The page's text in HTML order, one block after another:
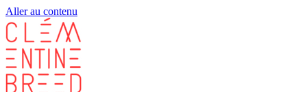
Aller au contenu